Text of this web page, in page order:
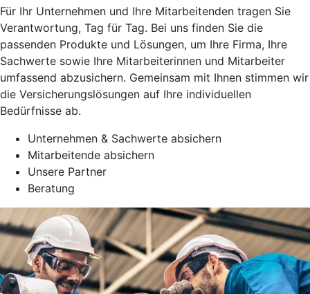
Für Ihr Unternehmen und Ihre Mitarbeitenden tragen Sie
Verantwortung, Tag für Tag. Bei uns finden Sie die
passenden Produkte und Lösungen, um Ihre Firma, Ihre
Sachwerte sowie Ihre Mitarbeiterinnen und Mitarbeiter
umfassend abzusichern. Gemeinsam mit Ihnen stimmen wir
die Versicherungslösungen auf Ihre individuellen
Bedürfnisse ab.
Unternehmen & Sachwerte absichern
Mitarbeitende absichern
Unsere Partner
Beratung